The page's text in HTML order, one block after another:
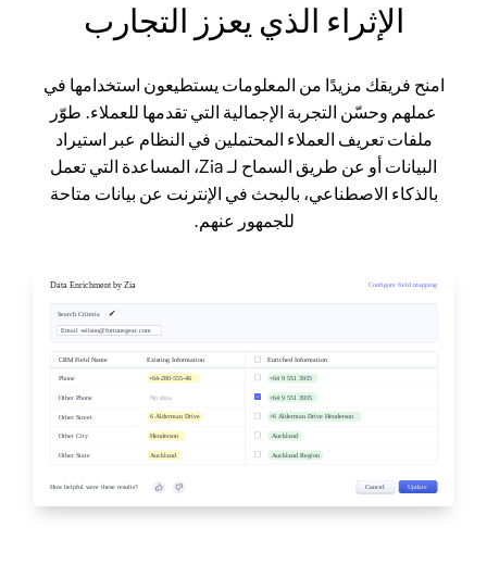
الإثراء الذي يعزز التجارب
امنح فريقك مزيدًا من المعلومات يستطيعون استخدامها في
عملهم وحسّن التجربة الإجمالية التي تقدمها للعملاء. طوّر
ملفات تعريف العملاء المحتملين في النظام عبر استيراد
البيانات أو عن طريق السماح لـ Zia، المساعدة التي تعمل
بالذكاء الاصطناعي، بالبحث في الإنترنت عن بيانات متاحة
للجمهور عنهم.